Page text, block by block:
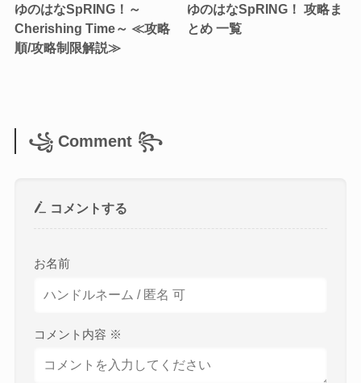
ゆのはなSpRING！～
Cherishing Time～ ≪攻略
順/攻略制限解説≫
ゆのはなSpRING！ 攻略ま
とめ 一覧
꧁ Comment ꧂
コメントする
お名前
コメント内容 ※